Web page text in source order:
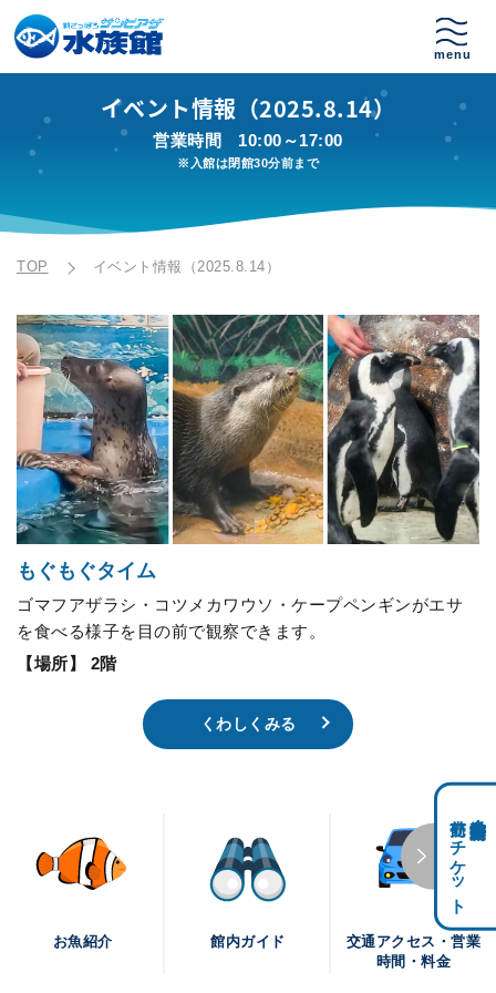
イベント情報（2025.8.14）
営業時間 10:00～17:00
※入館は閉館30分前まで
TOP イベント情報（2025.8.14）
もぐもぐタイム
ゴマフアザラシ・コツメカワウソ・ケープペンギンがエサ
を食べる様子を目の前で観察できます。
【場所】 2階
くわしくみる
お魚紹介 館内ガイド
交通アクセス・営業
時間・料金
前売りチケット